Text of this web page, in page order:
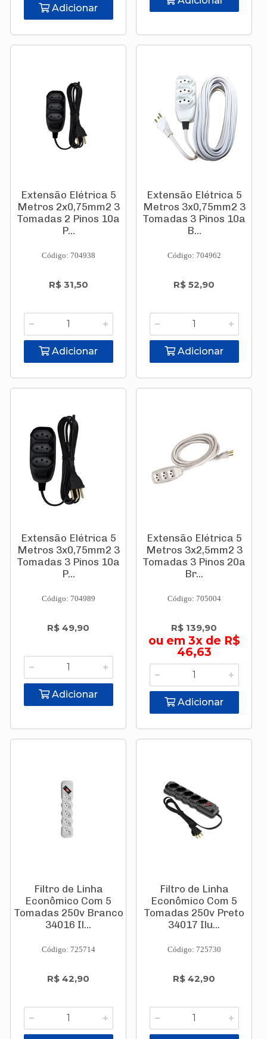
Adicionar
Extensão Elétrica 5
Metros 2x0,75mm2 3
Tomadas 2 Pinos 10a
P...
Código: 704938
R$ 31,50
Adicionar
Extensão Elétrica 5
Metros 3x0,75mm2 3
Tomadas 3 Pinos 10a
B...
Código: 704962
R$ 52,90
Adicionar
Extensão Elétrica 5
Metros 3x0,75mm2 3
Tomadas 3 Pinos 10a
P...
Código: 704989
R$ 49,90
Adicionar
Extensão Elétrica 5
Metros 3x2,5mm2 3
Tomadas 3 Pinos 20a
Br...
Código: 705004
R$ 139,90
ou em 3x de R$
46,63
Adicionar
Filtro de Linha
Econômico Com 5
Tomadas 250v Branco
34016 Il...
Código: 725714
R$ 42,90
Filtro de Linha
Econômico Com 5
Tomadas 250v Preto
34017 Ilu...
Código: 725730
R$ 42,90